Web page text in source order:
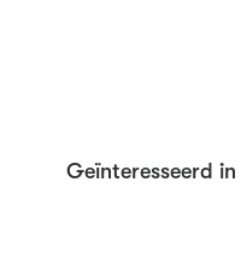
Geïnteresseerd in